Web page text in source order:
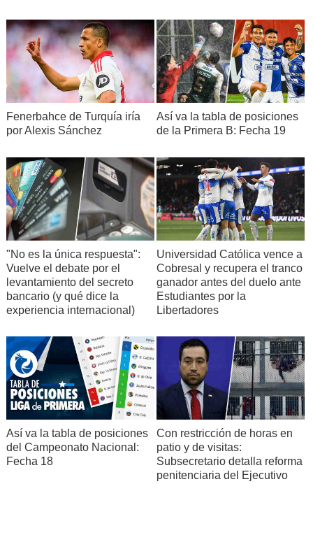
Fenerbahce de Turquía iría
por Alexis Sánchez
Así va la tabla de posiciones
de la Primera B: Fecha 19
"No es la única respuesta":
Vuelve el debate por el
levantamiento del secreto
bancario (y qué dice la
experiencia internacional)
Universidad Católica vence a
Cobresal y recupera el tranco
ganador antes del duelo ante
Estudiantes por la
Libertadores
Así va la tabla de posiciones
del Campeonato Nacional:
Fecha 18
Con restricción de horas en
patio y de visitas:
Subsecretario detalla reforma
penitenciaria del Ejecutivo